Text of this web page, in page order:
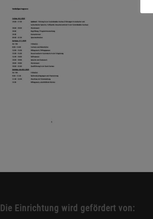
Die Einrichtung wird gefördert von: